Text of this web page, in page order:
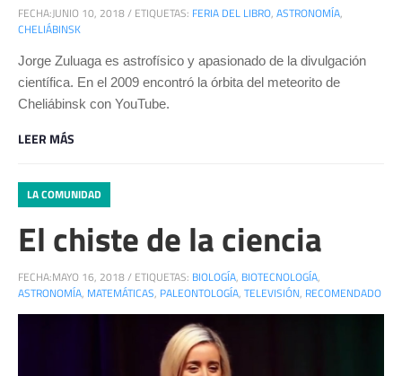
FECHA:JUNIO 10, 2018/ ETIQUETAS: FERIA DEL LIBRO, ASTRONOMÍA,
CHELIÁBINSK
Jorge Zuluaga es astrofísico y apasionado de la divulgación
científica. En el 2009 encontró la órbita del meteorito de
Cheliábinsk con YouTube.
LEER MÁS
LA COMUNIDAD
El chiste de la ciencia
FECHA:MAYO 16, 2018/ ETIQUETAS: BIOLOGÍA, BIOTECNOLOGÍA,
ASTRONOMÍA, MATEMÁTICAS, PALEONTOLOGÍA, TELEVISIÓN, RECOMENDADO